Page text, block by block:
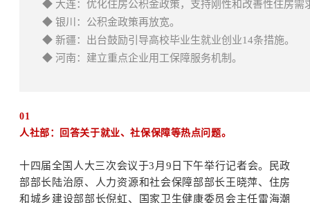
◆ 大连：优化住房公积金政策，支持刚性和改善性住房需
◆ 银川：公积金政策再放宽。
◆ 新疆：出台鼓励引导高校毕业生就业创业14条措施。
◆ 河南：建立重点企业用工保障服务机制。
01
人社部：回答关于就业、社保保障等热点问题。
十四届全国人大三次会议于3月9日下午举行记者会。民政
部部长陆治原、人力资源和社会保障部部长王晓萍、住房
和城乡建设部部长倪虹、国家卫生健康委员会主任雷海潮